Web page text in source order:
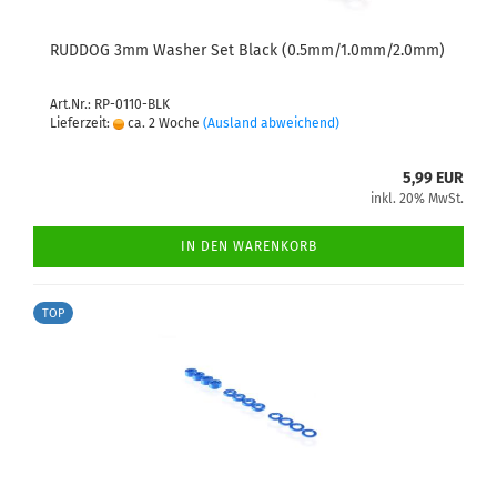
RUDDOG 3mm Washer Set Black (0.5mm/1.0mm/2.0mm)
Art.Nr.: RP-0110-BLK
Lieferzeit:
ca. 2 Woche (Ausland abweichend)
5,99 EUR
inkl. 20% MwSt.
IN DEN WARENKORB
TOP